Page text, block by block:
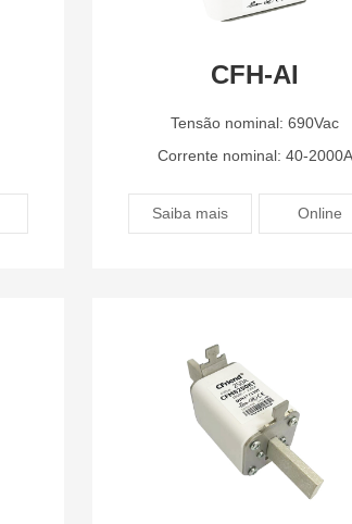
CFH-AI
Tensão nominal: 690Vac
Corrente nominal: 40-2000A
Saiba mais Online